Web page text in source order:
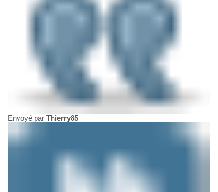
Envoyé par Thierry85